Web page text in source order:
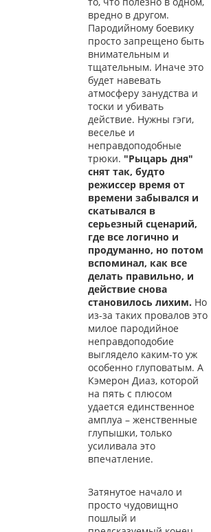
вредно в другом.
Пародийному боевику
просто запрещено быть
внимательным и
тщательным. Иначе это
будет навевать
атмосферу занудства и
тоски и убивать
действие. Нужны гэги,
веселье и
неправдоподобные
трюки. "Рыцарь дня"
снят так, будто
режиссер время от
времени забывался и
скатывался в
серьезный сценарий,
где все логично и
продуманно, но потом
вспоминал, как все
делать правильно, и
действие снова
становилось лихим. Но
из-за таких провалов это
милое пародийное
неправдоподобие
выглядело каким-то уж
особенно глуповатым. А
Кэмерон Диаз, которой
на пять с плюсом
удается единственное
амплуа – женственные
глупышки, только
усиливала это
впечатление.
Затянутое начало и
просто чудовищно
пошлый и